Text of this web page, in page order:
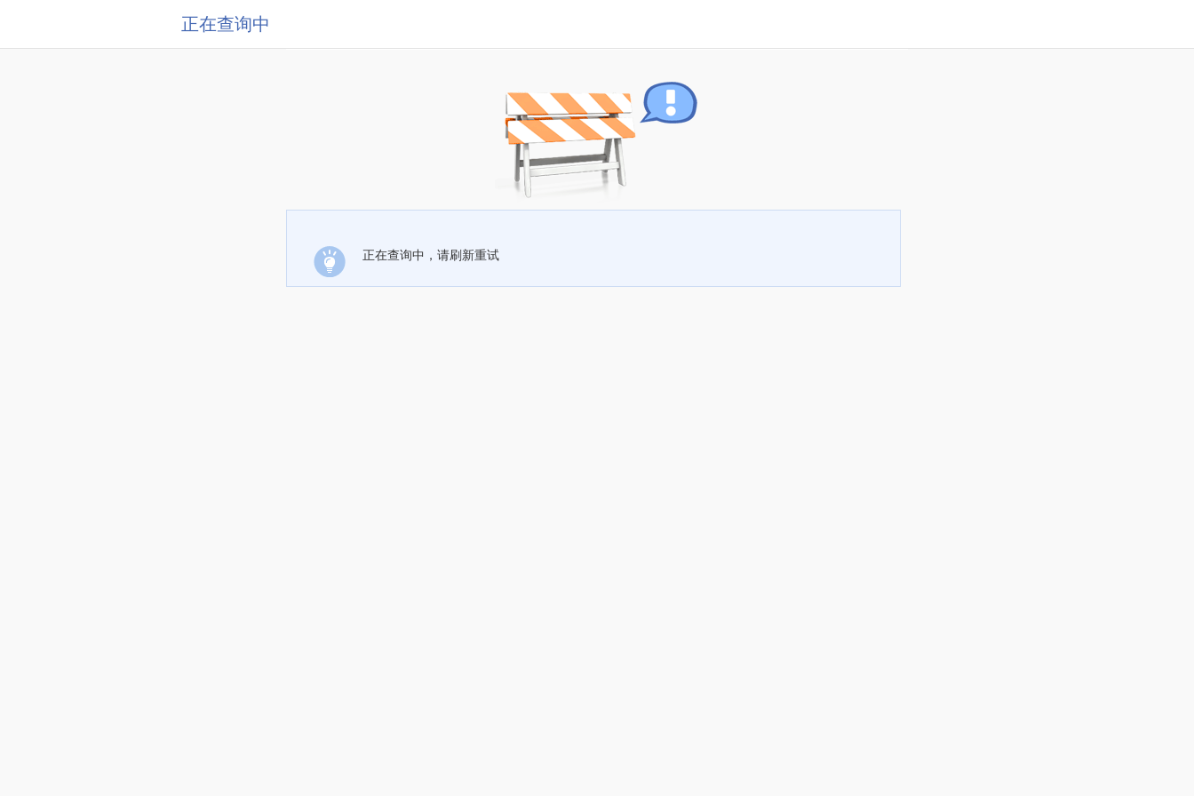
正在查询中
正在查询中，请刷新重试